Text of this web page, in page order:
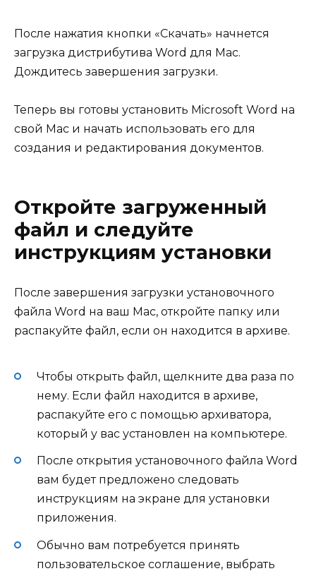
После нажатия кнопки «Скачать» начнется
загрузка дистрибутива Word для Mac.
Дождитесь завершения загрузки.
Теперь вы готовы установить Microsoft Word на
свой Mac и начать использовать его для
создания и редактирования документов.
Откройте загруженный
файл и следуйте
инструкциям установки
После завершения загрузки установочного
файла Word на ваш Mac, откройте папку или
распакуйте файл, если он находится в архиве.
Чтобы открыть файл, щелкните два раза по
нему. Если файл находится в архиве,
распакуйте его с помощью архиватора,
который у вас установлен на компьютере.
После открытия установочного файла Word
вам будет предложено следовать
инструкциям на экране для установки
приложения.
Обычно вам потребуется принять
пользовательское соглашение, выбрать